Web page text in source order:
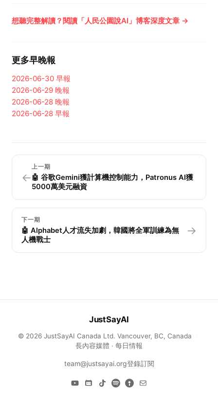
想聽完整解讀？閱讀「人民公園說AI」博客深度文章 →
更多早晚報
2026-06-30 早報
2026-06-29 晚報
2026-06-28 晚報
2026-06-28 早報
←
上一期
🤖 谷歌Gemini獲計算機控制能力，Patronus AI獲
5000萬美元融資
下一期
🤖 Alphabet人才流失加劇，韓國將全軍訓練為無
人機戰士
→
JustSayAI
© 2026 JustSayAI Canada Ltd. Vancouver, BC, Canada
長內容媒體 · 每日情報
team@justsayai.org登錄訂閱